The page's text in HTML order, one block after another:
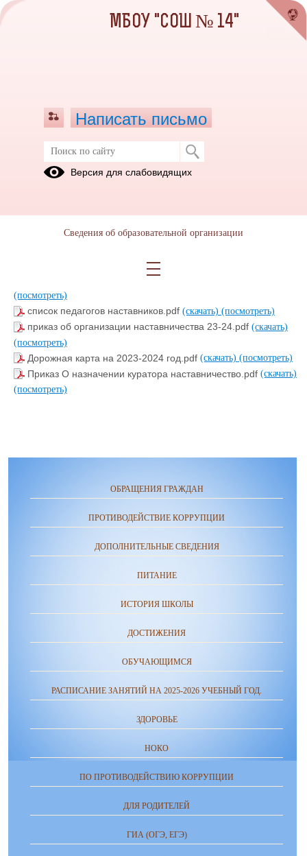
Наставничество
Положение о наставничестве.pdf
(посмотреть)
список педагогов наставников.pdf (скачать) (посмотреть)
приказ об организации наставничества 23-24.pdf (скачать)
(посмотреть)
Дорожная карта на 2023-2024 год.pdf (скачать) (посмотреть)
Приказ О назначении куратора наставничество.pdf (скачать)
(посмотреть)
ОБРАЩЕНИЯ ГРАЖДАН
ПРОТИВОДЕЙСТВИЕ КОРРУПЦИИ
ДОПОЛНИТЕЛЬНЫЕ СВЕДЕНИЯ
ПИТАНИЕ
ИСТОРИЯ ШКОЛЫ
ДОСТИЖЕНИЯ
ОБУЧАЮЩИМСЯ
РАСПИСАНИЕ ЗАНЯТИЙ НА 2025-2026 УЧЕБНЫЙ ГОД.
ЗДОРОВЬЕ
НОКО
ПО ПРОТИВОДЕЙСТВИЮ КОРРУПЦИИ
ДЛЯ РОДИТЕЛЕЙ
ГИА (ОГЭ, ЕГЭ)
МБОУ "СОШ № 14"
Написать письмо
Версия для слабовидящих
Сведения об образовательной организации